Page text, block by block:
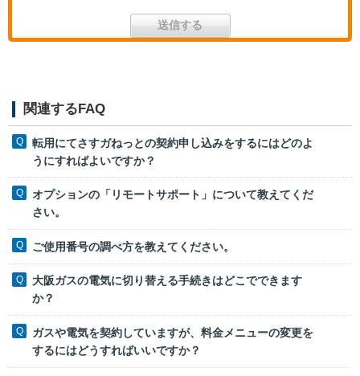
関連するFAQ
転用にてさすガねっとの契約申し込みをするにはどのよ
うにすればよいですか？
オプションの「リモートサポート」について教えてくだ
さい。
ご使用番号の調べ方を教えてください。
大阪ガスの電気に切り替える手続きはどこでできます
か？
ガスや電気を契約していますが、料金メニューの変更を
するにはどうすればいいですか？